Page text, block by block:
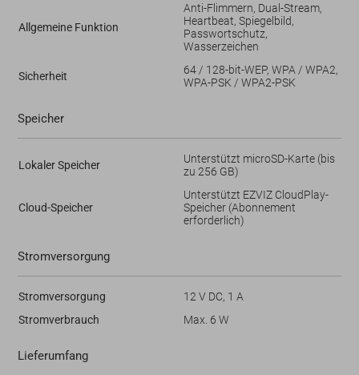
Allgemeine Funktion
Anti-Flimmern, Dual-Stream,
Heartbeat, Spiegelbild,
Passwortschutz,
Wasserzeichen
Sicherheit
64 / 128-bit-WEP, WPA / WPA2,
WPA-PSK / WPA2-PSK
Speicher
Lokaler Speicher
Unterstützt microSD-Karte (bis
zu 256 GB)
Cloud-Speicher
Unterstützt EZVIZ CloudPlay-
Speicher (Abonnement
erforderlich)
Stromversorgung
Stromversorgung
12 V DC, 1 A
Stromverbrauch
Max. 6 W
Lieferumfang